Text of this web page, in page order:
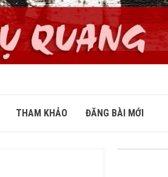
THAM KHẢO ĐĂNG BÀI MỚI